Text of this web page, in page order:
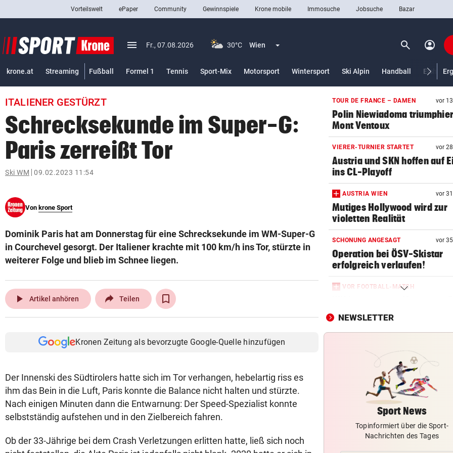
closeSchließen
Abonnieren
pin_drop
bookmark
search
Suchbegriff
© Krone Multimedia GmbH & Co KG 2026
Muthgasse 2, 1190 Wien
Vorteilswelt ePaper Community Gewinnspiele Krone mobile Immosuche Jobsuche Bazar
menu Menü aufklappen
Fr., 07.08.2026 30°C Wien Menü aufklappen search Suchen
account_circle
krone.at Streaming Fußball Formel 1 Tennis Sport-Mix Motorsport Wintersport Ski Alpin Handball
ITALIENER GESTÜRZT
Schrecksekunde im Super-G:
Paris zerreißt Tor
Ski WM 09.02.2023 11:54
Von krone Sport
Dominik Paris hat am Donnerstag für eine Schrecksekunde im WM-Super-G
in Courchevel gesorgt. Der Italiener krachte mit 100 km/h ins Tor, stürzte in
weiterer Folge und blieb im Schnee liegen.
play_arrow Artikel anhören Teilen
Kronen Zeitung als bevorzugte Google-Quelle hinzufügen
Der Innenski des Südtirolers hatte sich im Tor verhangen, hebelartig riss es
ihm das Bein in die Luft, Paris konnte die Balance nicht halten und stürzte.
Nach einigen Minuten dann die Entwarnung: Der Speed-Spezialist konnte
selbstständig aufstehen und in den Zielbereich fahren.
Ob der 33-Jährige bei dem Crash Verletzungen erlitten hatte, ließ sich noch
TOUR DE FRANCE – DAMEN vor
Polin Niewiadoma
Mont Ventoux
VIERER-TURNIER STARTET vor
Austria und SKN hoffen auf
ins CL-Playoff
AUSTRIA WIEN vor
Mutiges Hollywood wird zur
violetten Realität
SCHONUNG ANGESAGT vor
Operation bei ÖSV-Skistar
erfolgreich verlaufen!
VOR FOOTBALL-MATCH
hat Spaß gemacht!“
RADSPORT
vor dem Schlusstag!
BEI POLEN-CHALLENGER
Nervenstarker Schwärzler
ins Halbfinale ein
LAIMER IN DER STARTELF
Bayern bestehen Härtetest
NEWSLETTER
Sport News
Topinformiert über die Sport-
Nachrichten des Tages